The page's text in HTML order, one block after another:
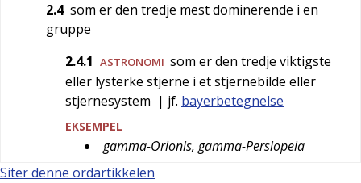
2.4 som er den tredje mest dominerende i en
gruppe
2.4.1 ASTRONOMI som er den tredje viktigste
eller lysterke stjerne i et stjernebilde eller
stjernesystem | jf. bayerbetegnelse
EKSEMPEL
gamma-Orionis, gamma-Persiopeia
Siter denne ordartikkelen